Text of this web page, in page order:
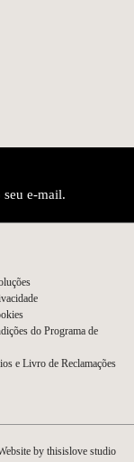
seu e-mail.
do Programa de
e Livro de Reclamações
by thisislove studio